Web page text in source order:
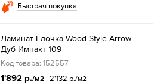
Быстрая покупка
Ламинат Елочка Wood Style Arrow
Дуб Импакт 109
Код товара: 152557
1'892 р./м2 2'132 р./м2